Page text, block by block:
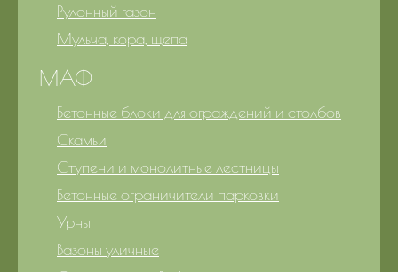
Рулонный газон
Мульча, кора, щепа
МАФ
Бетонные блоки для ограждений и столбов
Скамьи
Ступени и монолитные лестницы
Бетонные ограничители парковки
Урны
Вазоны уличные